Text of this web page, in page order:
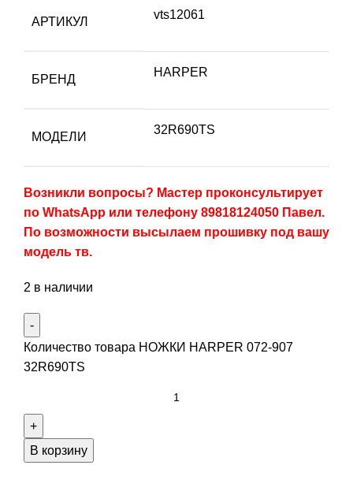
АРТИКУЛ
vts12061
БРЕНД
HARPER
МОДЕЛИ
32R690TS
Возникли вопросы? Мастер проконсультирует
по WhatsApp или телефону 89818124050 Павел.
По возможности высылаем прошивку под вашу
модель тв.
2 в наличии
Количество товара НОЖКИ HARPER 072-907
32R690TS
В корзину